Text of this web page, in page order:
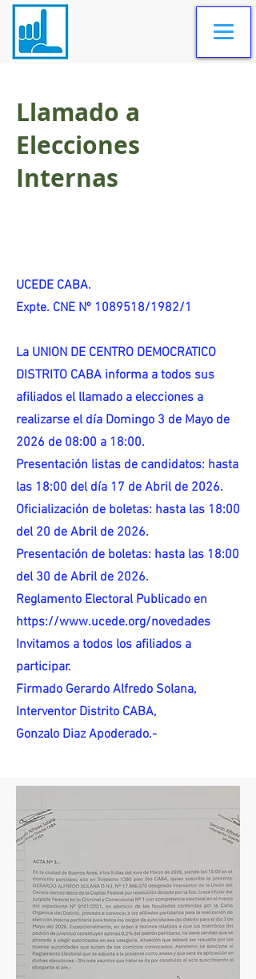
Llamado a
Elecciones
Internas
UCEDE CABA.
Expte. CNE Nº 1089518/1982/1
La UNION DE CENTRO DEMOCRATICO
DISTRITO CABA informa a todos sus
afiliados el llamado a elecciones a
realizarse el día Domingo 3 de Mayo de
2026 de 08:00 a 18:00.
Presentación listas de candidatos: hasta
las 18:00 del día 17 de Abril de 2026.
Oficialización de boletas: hasta las 18:00
del 20 de Abril de 2026.
Presentación de boletas: hasta las 18:00
del 30 de Abril de 2026.
Reglamento Electoral Publicado en
https://www.ucede.org/novedades
Invitamos a todos los afiliados a
participar.
Firmado Gerardo Alfredo Solana,
Interventor Distrito CABA,
Gonzalo Diaz Apoderado.-